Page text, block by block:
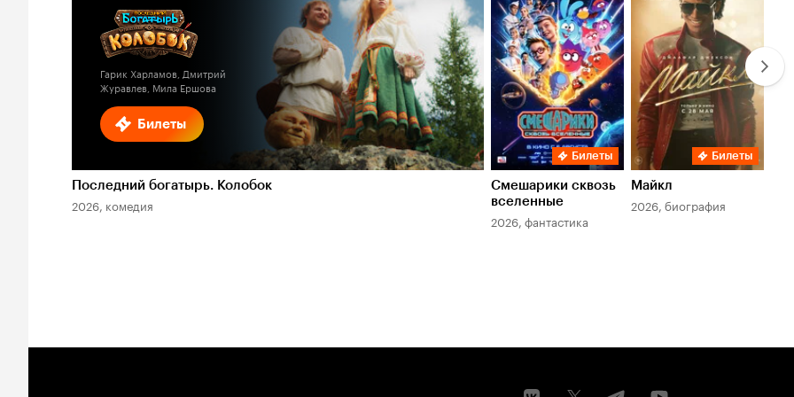
Билеты
Гарик Харламов, Дмитрий
Журавлев, Мила Ершова
Последний богатырь. Колобок
2026, комедия
Билеты
Смешарики сквозь
вселенные
2026, фантастика
Билеты
Майкл
2026, биография